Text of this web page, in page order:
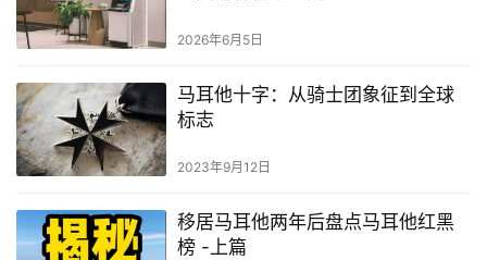
2026年6月5日
马耳他十字：从骑士团象征到全球
标志
2023年9月12日
移居马耳他两年后盘点马耳他红黑
榜 -上篇